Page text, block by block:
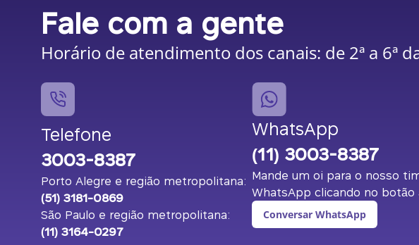
Fale com a gente
Horário de atendimento dos canais: de 2ª a 6ª
Telefone
3003-8387
Porto Alegre e região metropolitana:
(51) 3181-0869
São Paulo e região metropolitana:
(11) 3164-0297
WhatsApp
(11) 3003-8387
Mande um oi para o nosso
WhatsApp clicando no botão
Conversar WhatsApp